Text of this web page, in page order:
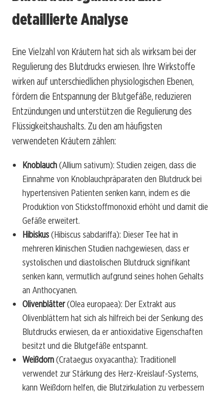
detaillierte Analyse
Eine Vielzahl von Kräutern hat sich als wirksam bei der
Regulierung des Blutdrucks erwiesen. Ihre Wirkstoffe
wirken auf unterschiedlichen physiologischen Ebenen,
fördern die Entspannung der Blutgefäße, reduzieren
Entzündungen und unterstützen die Regulierung des
Flüssigkeitshaushalts. Zu den am häufigsten
verwendeten Kräutern zählen:
Knoblauch(Allium sativum): Studien zeigen, dass die
Einnahme von Knoblauchpräparaten den Blutdruck bei
hypertensiven Patienten senken kann, indem es die
Produktion von Stickstoffmonoxid erhöht und damit die
Gefäße erweitert.
Hibiskus(Hibiscus sabdariffa): Dieser Tee hat in
mehreren klinischen Studien nachgewiesen, dass er
systolischen und diastolischen Blutdruck signifikant
senken kann, vermutlich aufgrund seines hohen Gehalts
an Anthocyanen.
Olivenblätter(Olea europaea): Der Extrakt aus
Olivenblättern hat sich als hilfreich bei der Senkung des
Blutdrucks erwiesen, da er antioxidative Eigenschaften
besitzt und die Blutgefäße entspannt.
Weißdorn(Crataegus oxyacantha): Traditionell
verwendet zur Stärkung des Herz-Kreislauf-Systems,
kann Weißdorn helfen, die Blutzirkulation zu verbessern